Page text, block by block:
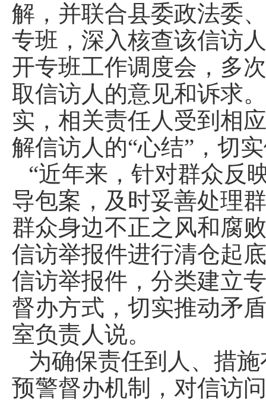
解，并联合县委政法委
专班，深入核查该信访
开专班工作调度会，多
取信访人的意见和诉求
实，相关责任人受到相
解信访人的“心结”，切
“近年来，针对群众反
导包案，及时妥善处理
群众身边不正之风和腐
信访举报件进行清仓起
信访举报件，分类建立
督办方式，切实推动矛
室负责人说。
为确保责任到人、措
预警督办机制，对信访